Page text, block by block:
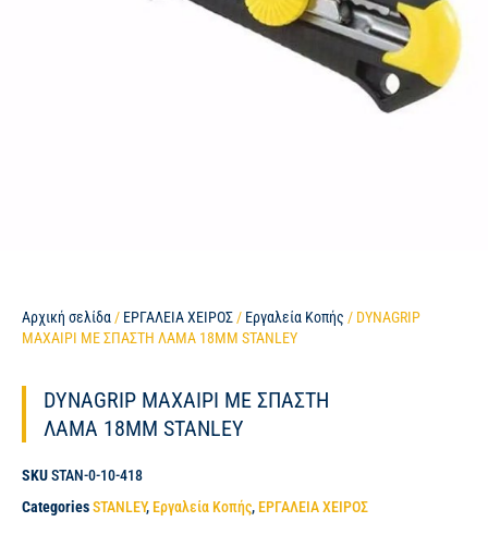
Αρχική σελίδα / ΕΡΓΑΛΕΙΑ ΧΕΙΡΟΣ / Εργαλεία Κοπής / DYNAGRIP
ΜΑΧΑΙΡΙ ME ΣΠΑΣΤΗ ΛΑΜΑ 18MM STANLEY
DYNAGRIP ΜΑΧΑΙΡΙ ME ΣΠΑΣΤΗ
ΛΑΜΑ 18MM STANLEY
SKUSTAN-0-10-418
CategoriesSTANLEY, Εργαλεία Κοπής, ΕΡΓΑΛΕΙΑ ΧΕΙΡΟΣ